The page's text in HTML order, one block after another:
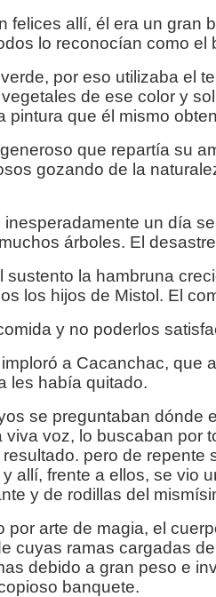
felices allí, él era un gran
lo reconocían como el
por eso utilizaba el
de ese color y
pintura que él mismo
que repartía su
gozando de la
un día
árboles. El
sustento la hambruna
los hijos de Mistol. El
y no poderlos
a Cacanchac, que
les había quitado.
se preguntaban dónde
viva voz, lo buscaban por
pero de repente
allí, frente a ellos, se vio
y de rodillas del
por arte de magia, el
cuyas ramas cargadas
debido a gran peso e
banquete.